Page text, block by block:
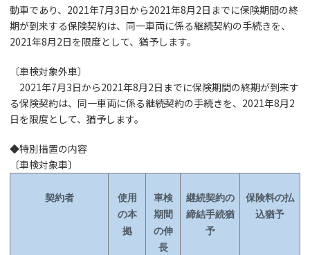
動車であり、2021年7月3日から2021年8月2日までに保険期間の終
期が到来する保険契約は、同一車両に係る継続契約の手続きを、
2021年8月2日を限度として、猶予します。
〔車検対象外車〕
2021年7月3日から2021年8月2日までに保険期間の終期が到来す
る保険契約は、同一車両に係る継続契約の手続きを、2021年8月2
日を限度として、猶予します。
◆特別措置の内容
〔車検対象車〕
契約者
使用
の本
拠
車検
期間
の伸
長
継続契約の
締結手続猶
予
保険料の払
込猶予